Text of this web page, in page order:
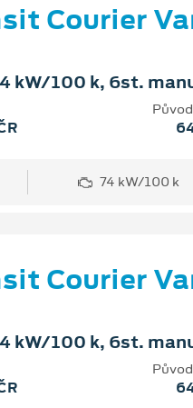
Courier
kW/100 k, 6st.
74 kW/100 k
Courier
kW/100 k, 6st.